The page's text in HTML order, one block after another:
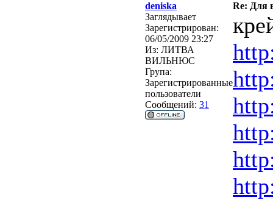
deniska
Re: Для
Заглядывает
Зарегистрирован:
06/05/2009 23:27
Из: ЛИТВА
ВИЛЬНЮС
Група:
Зарегистрированные
пользователи
Сообщений: 31